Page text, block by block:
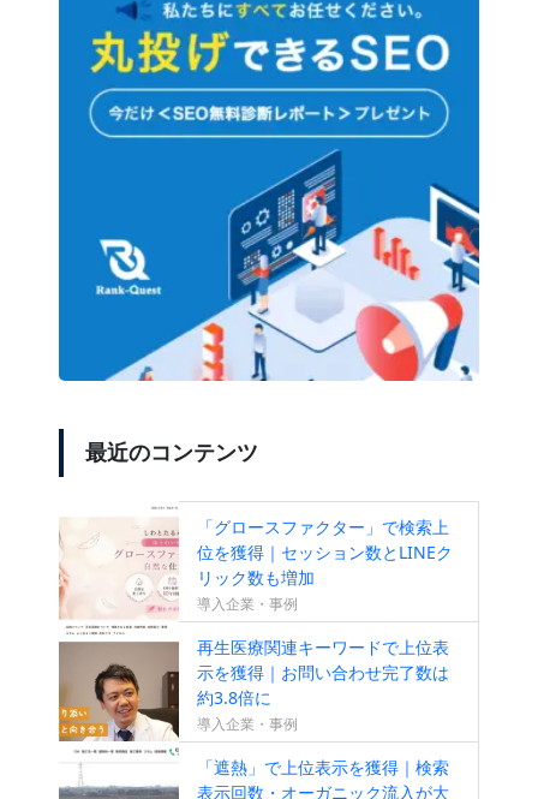
最近のコンテンツ
「グロースファクター」で検索上
位を獲得｜セッション数とLINEク
リック数も増加
導入企業・事例
再生医療関連キーワードで上位表
示を獲得｜お問い合わせ完了数は
約3.8倍に
導入企業・事例
「遮熱」で上位表示を獲得｜検索
表示回数・オーガニック流入が大